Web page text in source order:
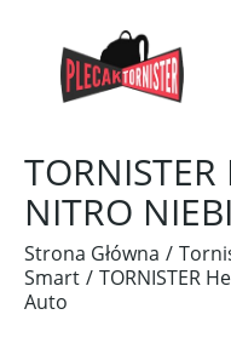
NITRO
Strona Główna
Smart
TORNISTER
Auto